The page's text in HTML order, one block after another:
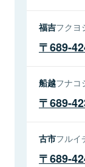
福吉フクヨ
689-
船越フナコ
689-
古市フルイ
689-